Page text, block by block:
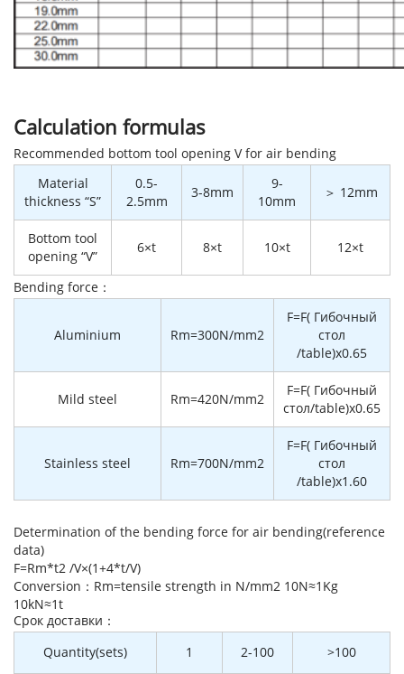
Calculation formulas
Recommended bottom tool opening V for air bending
Material
thickness “S”
0.5-
2.5mm
3-8mm
9-
10mm
＞ 12mm
Bottom tool
opening “V”
6×t 8×t 10×t 12×t
Bending force：
Aluminium Rm=300N/mm2
F=F( Гибочный
стол
/table)x0.65
Mild steel Rm=420N/mm2
F=F( Гибочный
стол/table)x0.65
Stainless steel Rm=700N/mm2
F=F( Гибочный
стол
/table)x1.60
Determination of the bending force for air bending(reference
data)
F=Rm*t2 /V×(1+4*t/V)
Conversion：Rm=tensile strength in N/mm2 10N≈1Kg
10kN≈1t
Cрок доставки：
Quantity(sets)
1 2-100 >100